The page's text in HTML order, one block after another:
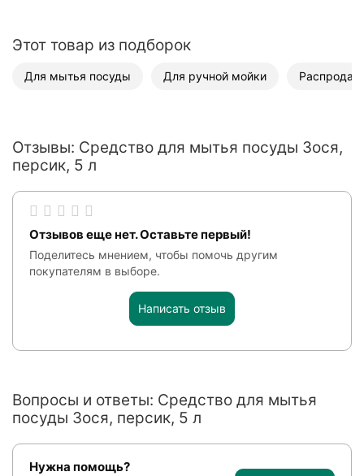
Этот товар из подборок
Для мытья посуды Для ручной мойки
Отзывы: Средство для мытья посуды Зося,
персик, 5 л
Отзывов еще нет. Оставьте первый!
Поделитесь мнением, чтобы помочь другим
покупателям в выборе.
Написать отзыв
Вопросы и ответы: Средство для мытья
посуды Зося, персик, 5 л
Нужна помощь?